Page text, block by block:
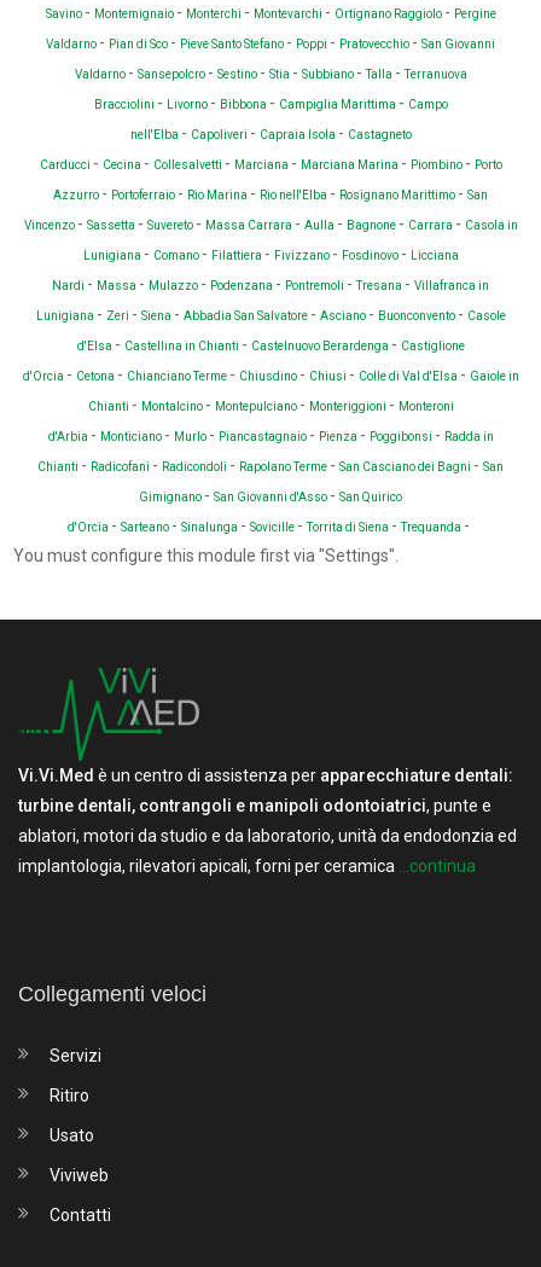
Savino - Montemignaio - Monterchi - Montevarchi - Ortignano Raggiolo - Pergine
Valdarno - Pian di Sco - Pieve Santo Stefano - Poppi - Pratovecchio - San Giovanni
Valdarno - Sansepolcro - Sestino - Stia - Subbiano -Talla -Terranuova
Bracciolini - Livorno - Bibbona - Campiglia Marittima - Campo
nell'Elba - Capoliveri - Capraia Isola - Castagneto
Carducci - Cecina - Collesalvetti - Marciana - Marciana Marina - Piombino - Porto
Azzurro - Portoferraio - Rio Marina - Rio nell'Elba - Rosignano Marittimo - San
Vincenzo - Sassetta - Suvereto - Massa Carrara - Aulla - Bagnone - Carrara - Casola in
Lunigiana - Comano - Filattiera - Fivizzano - Fosdinovo - Licciana
Nardi - Massa - Mulazzo - Podenzana - Pontremoli -Tresana - Villafranca in
Lunigiana - Zeri - Siena - Abbadia San Salvatore - Asciano - Buonconvento - Casole
d'Elsa - Castellina in Chianti - Castelnuovo Berardenga - Castiglione
d'Orcia - Cetona - Chianciano Terme - Chiusdino - Chiusi - Colle di Val d'Elsa - Gaiole in
Chianti - Montalcino - Montepulciano - Monteriggioni - Monteroni
d'Arbia - Monticiano - Murlo - Piancastagnaio - Pienza - Poggibonsi - Radda in
Chianti - Radicofani - Radicondoli - Rapolano Terme - San Casciano dei Bagni - San
Gimignano - San Giovanni d'Asso - San Quirico
d'Orcia - Sarteano - Sinalunga - Sovicille -Torrita di Siena -Trequanda -
You must configure this module first via "Settings".
Vi.Vi.Med è un centro di assistenza per apparecchiature dentali:
turbine dentali, contrangoli e manipoli odontoiatrici, punte e
ablatori, motori da studio e da laboratorio, unità da endodonzia ed
implantologia, rilevatori apicali, forni per ceramica ...continua
Collegamenti veloci
Servizi
Ritiro
Usato
Viviweb
Contatti